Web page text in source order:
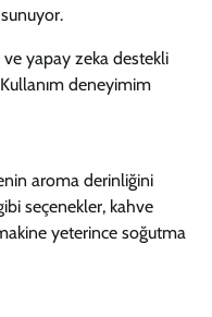
ve yapay zeka destekli
deneyimim
aroma derinliğini
seçenekler, kahve
yeterince soğutma